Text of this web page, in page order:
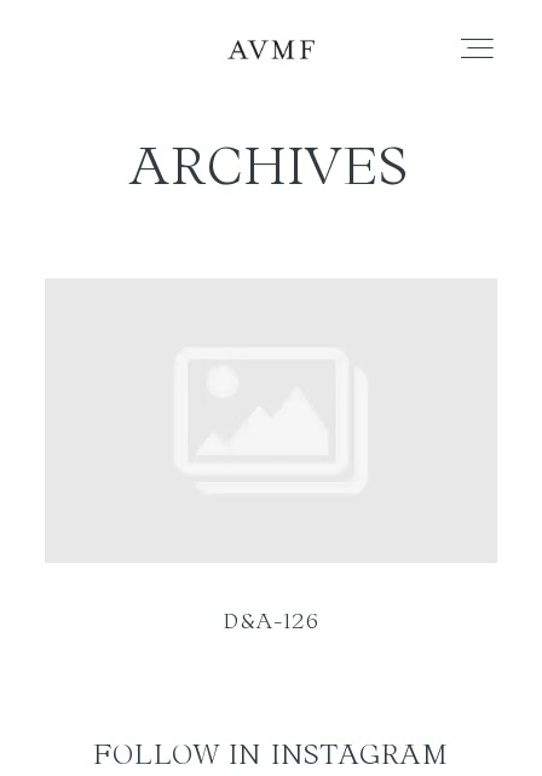
PORTAFOLIO
ARCHIVES
D&A-126
FOLLOW IN INSTAGRAM